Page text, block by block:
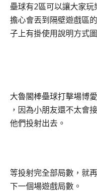
壘球有2區可以讓大家玩
擔心會丟到隔壁遊戲區
子上有掛使用說明方式
大魯閣棒壘球打擊場博
，因為小朋友還不太會
他們投射出去。
等投射完全部局數，就
下一個場遊戲局數。